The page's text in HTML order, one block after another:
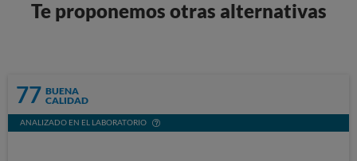
Te proponemos otras alternativas
77 BUENA
CALIDAD
ANALIZADO EN EL LABORATORIO